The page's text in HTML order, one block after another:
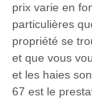
prix varie en
particulières
propriété se
et que vous
et les haies
67 est le